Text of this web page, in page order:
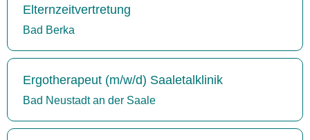
Elternzeitvertretung
Bad Berka
Ergotherapeut (m/w/d) Saaletalklinik
Bad Neustadt an der Saale